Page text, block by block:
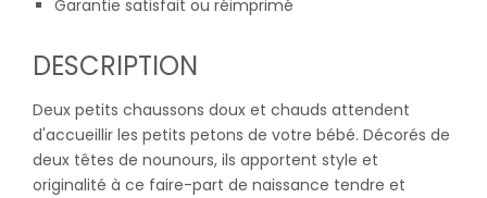
Garantie satisfait ou réimprimé
DESCRIPTION
Deux petits chaussons doux et chauds attendent
d'accueillir les petits petons de votre bébé. Décorés de
deux têtes de nounours, ils apportent style et
originalité à ce faire-part de naissance tendre et